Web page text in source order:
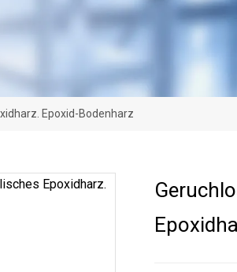
Epoxid-Bodenharz